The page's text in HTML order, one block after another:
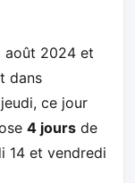
août 2024 et
dans
ce jour
4 jours de
14 et vendredi